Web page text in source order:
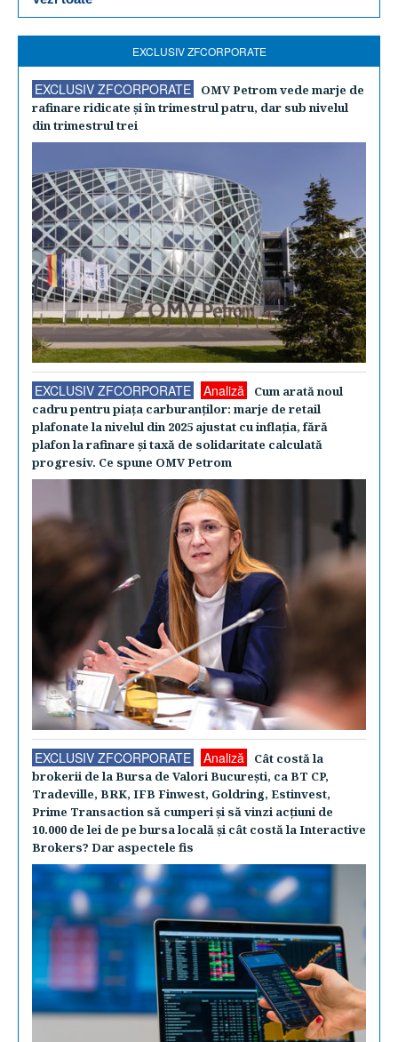
EXCLUSIV ZFCORPORATE
EXCLUSIV ZFCORPORATE
OMV Petrom vede marje de
rafinare ridicate şi în trimestrul patru, dar sub nivelul
din trimestrul trei
EXCLUSIV ZFCORPORATE Analiză
Cum arată noul
cadru pentru piaţa carburanţilor: marje de retail
plafonate la nivelul din 2025 ajustat cu inflaţia, fără
plafon la rafinare şi taxă de solidaritate calculată
progresiv. Ce spune OMV Petrom
EXCLUSIV ZFCORPORATE Analiză
Cât costă la
brokerii de la Bursa de Valori Bucureşti, ca BT CP,
Tradeville, BRK, IFB Finwest, Goldring, Estinvest,
Prime Transaction să cumperi şi să vinzi acţiuni de
10.000 de lei de pe bursa locală şi cât costă la Interactive
Brokers? Dar aspectele fis